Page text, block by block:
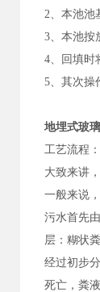
2、本池池
3、本池按
4、回填时
5、其次操
地埋式玻
工艺流程：
大致来讲
一般来说
污水首先
层：糊状
经过初步
死亡，粪